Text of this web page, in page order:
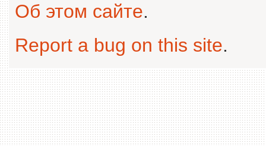
Об этом сайте.
Report a bug on this site.